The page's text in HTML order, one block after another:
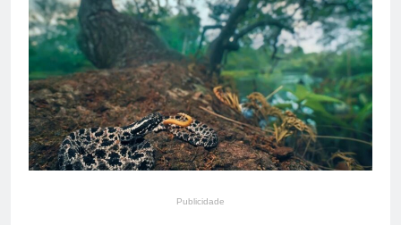
6×1 e pressiona Planalto
às vésperas da eleição
5 Horas Ago
Inmet emite alerta de
vendaval para seis
municípios do Sul do
Espírito Santo neste
domingo
6 Horas Ago
Publicidade